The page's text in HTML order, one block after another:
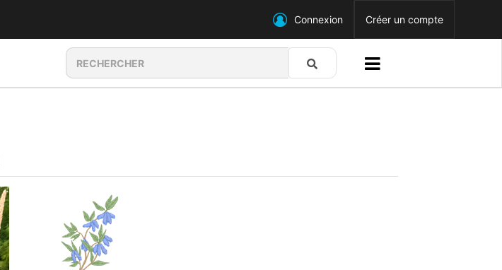
Connexion Créer un compte